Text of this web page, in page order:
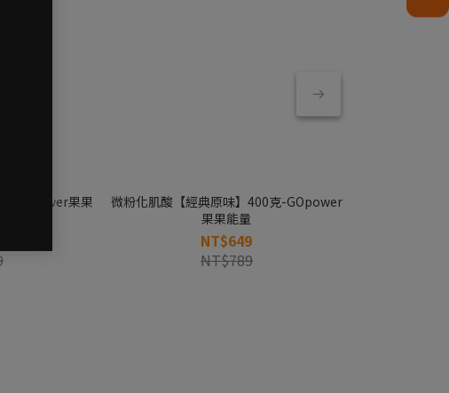
-GOpower果果
微粉化肌酸【經典原味】400克-GOpower
果果能量
NT$649
NT$789